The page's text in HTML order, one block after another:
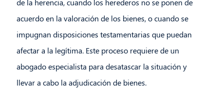
de la herencia, cuando los herederos no se ponen de
acuerdo en la valoración de los bienes, o cuando se
impugnan disposiciones testamentarias que puedan
afectar a la legítima. Este proceso requiere de un
abogado especialista para desatascar la situación y
llevar a cabo la adjudicación de bienes.